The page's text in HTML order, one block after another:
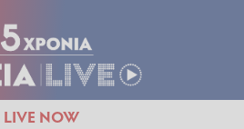
LIVE NOW